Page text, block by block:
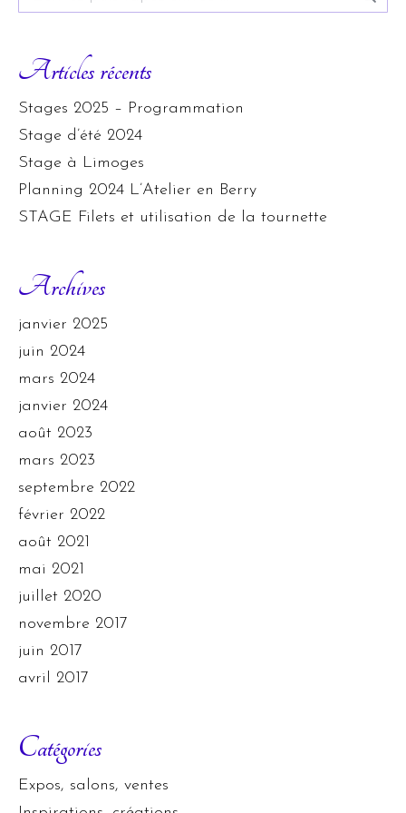
Articles récents
Stages 2025 – Programmation
Stage d’été 2024
Stage à Limoges
Planning 2024 L’Atelier en Berry
STAGE Filets et utilisation de la tournette
Archives
janvier 2025
juin 2024
mars 2024
janvier 2024
août 2023
mars 2023
septembre 2022
février 2022
août 2021
mai 2021
juillet 2020
novembre 2017
juin 2017
avril 2017
Catégories
Expos, salons, ventes